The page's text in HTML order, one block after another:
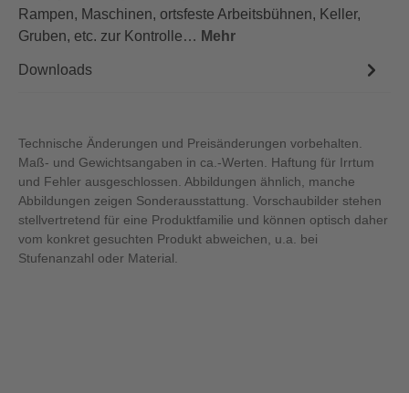
Rampen, Maschinen, ortsfeste Arbeitsbühnen, Keller,
Gruben, etc. zur Kontrolle… Mehr
Downloads
Technische Änderungen und Preisänderungen vorbehalten.
Maß- und Gewichtsangaben in ca.-Werten. Haftung für Irrtum
und Fehler ausgeschlossen. Abbildungen ähnlich, manche
Abbildungen zeigen Sonderausstattung. Vorschaubilder stehen
stellvertretend für eine Produktfamilie und können optisch daher
vom konkret gesuchten Produkt abweichen, u.a. bei
Stufenanzahl oder Material.